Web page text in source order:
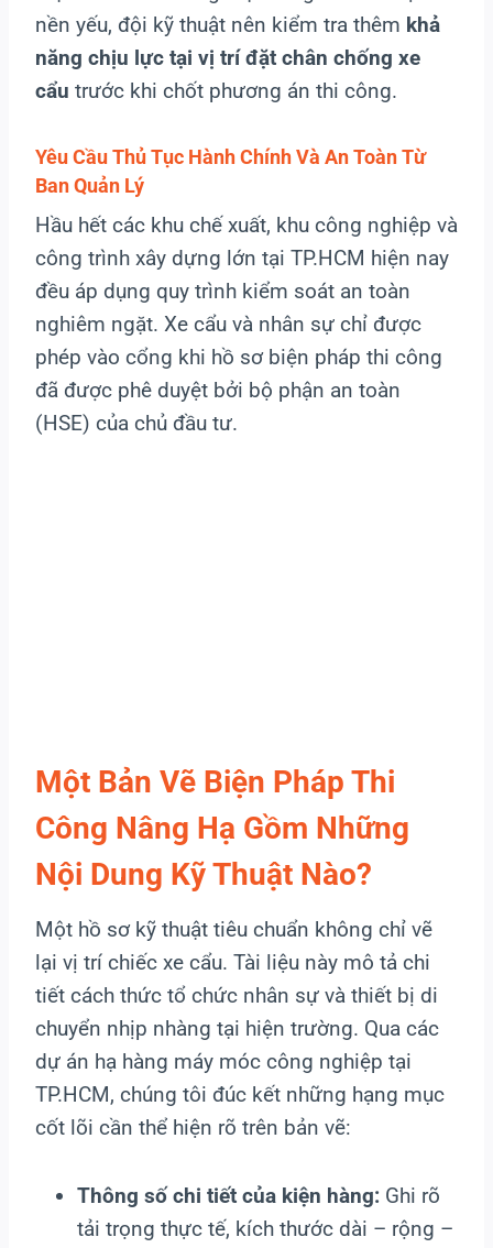
nền yếu, đội kỹ thuật nên kiểm tra thêm khả
năng chịu lực tại vị trí đặt chân chống xe
cẩu trước khi chốt phương án thi công.
Yêu Cầu Thủ Tục Hành Chính Và An Toàn Từ
Ban Quản Lý
Hầu hết các khu chế xuất, khu công nghiệp và
công trình xây dựng lớn tại TP.HCM hiện nay
đều áp dụng quy trình kiểm soát an toàn
nghiêm ngặt. Xe cẩu và nhân sự chỉ được
phép vào cổng khi hồ sơ biện pháp thi công
đã được phê duyệt bởi bộ phận an toàn
(HSE) của chủ đầu tư.
Một Bản Vẽ Biện Pháp Thi
Công Nâng Hạ Gồm Những
Nội Dung Kỹ Thuật Nào?
Một hồ sơ kỹ thuật tiêu chuẩn không chỉ vẽ
lại vị trí chiếc xe cẩu. Tài liệu này mô tả chi
tiết cách thức tổ chức nhân sự và thiết bị di
chuyển nhịp nhàng tại hiện trường. Qua các
dự án hạ hàng máy móc công nghiệp tại
TP.HCM, chúng tôi đúc kết những hạng mục
cốt lõi cần thể hiện rõ trên bản vẽ:
Thông số chi tiết của kiện hàng: Ghi rõ
tải trọng thực tế, kích thước dài – rộng –